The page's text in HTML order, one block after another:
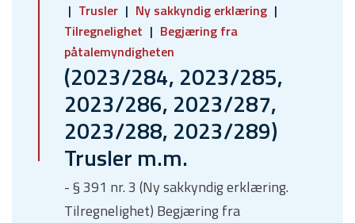
Trusler
Ny sakkyndig erklæring
Tilregnelighet
Begjæring fra
påtalemyndigheten
(2023/284, 2023/285,
2023/286, 2023/287,
2023/288, 2023/289)
Trusler m.m.
- § 391 nr. 3 (Ny sakkyndig erklæring.
Tilregnelighet) Begjæring fra